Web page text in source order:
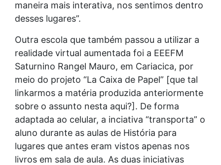
maneira mais interativa, nos sentimos dentro
desses lugares”.
Outra escola que também passou a utilizar a
realidade virtual aumentada foi a EEEFM
Saturnino Rangel Mauro, em Cariacica, por
meio do projeto “La Caixa de Papel” [que tal
linkarmos a matéria produzida anteriormente
sobre o assunto nesta aqui?]. De forma
adaptada ao celular, a inciativa “transporta” o
aluno durante as aulas de História para
lugares que antes eram vistos apenas nos
livros em sala de aula. As duas iniciativas